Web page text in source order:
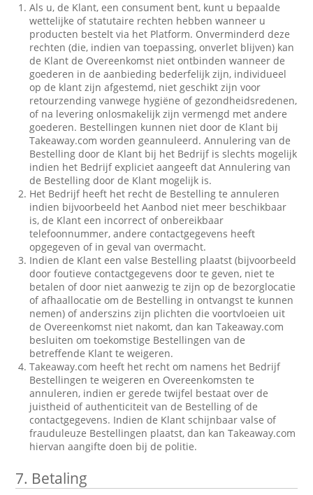
Als u, de Klant, een consument bent, kunt u bepaalde
wettelijke of statutaire rechten hebben wanneer u
producten bestelt via het Platform. Onverminderd deze
rechten (die, indien van toepassing, onverlet blijven) kan
de Klant de Overeenkomst niet ontbinden wanneer de
goederen in de aanbieding bederfelijk zijn, individueel
op de klant zijn afgestemd, niet geschikt zijn voor
retourzending vanwege hygiëne of gezondheidsredenen,
of na levering onlosmakelijk zijn vermengd met andere
goederen. Bestellingen kunnen niet door de Klant bij
Takeaway.com worden geannuleerd. Annulering van de
Bestelling door de Klant bij het Bedrijf is slechts mogelijk
indien het Bedrijf expliciet aangeeft dat Annulering van
de Bestelling door de Klant mogelijk is.
Het Bedrijf heeft het recht de Bestelling te annuleren
indien bijvoorbeeld het Aanbod niet meer beschikbaar
is, de Klant een incorrect of onbereikbaar
telefoonnummer, andere contactgegevens heeft
opgegeven of in geval van overmacht.
Indien de Klant een valse Bestelling plaatst (bijvoorbeeld
door foutieve contactgegevens door te geven, niet te
betalen of door niet aanwezig te zijn op de bezorglocatie
of afhaallocatie om de Bestelling in ontvangst te kunnen
nemen) of anderszins zijn plichten die voortvloeien uit
de Overeenkomst niet nakomt, dan kan Takeaway.com
besluiten om toekomstige Bestellingen van de
betreffende Klant te weigeren.
Takeaway.com heeft het recht om namens het Bedrijf
Bestellingen te weigeren en Overeenkomsten te
annuleren, indien er gerede twijfel bestaat over de
juistheid of authenticiteit van de Bestelling of de
contactgegevens. Indien de Klant schijnbaar valse of
frauduleuze Bestellingen plaatst, dan kan Takeaway.com
hiervan aangifte doen bij de politie.
7. Betaling